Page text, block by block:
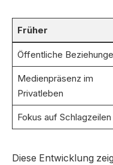
Früher
Öffentliche
Medienpräsenz im
Privatleben
Fokus auf Schlagzeilen
Diese Entwicklung